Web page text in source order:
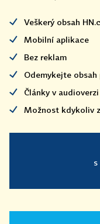
Veškerý obsah
Mobilní aplikace
Bez reklam
Odemykejte
Články v
Možnost kdykoliv